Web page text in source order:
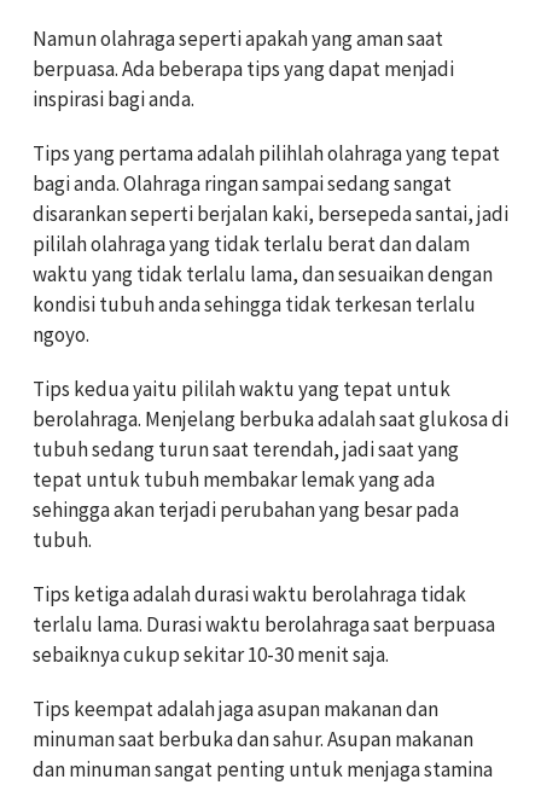
Namun olahraga seperti apakah yang aman saat
berpuasa. Ada beberapa tips yang dapat menjadi
inspirasi bagi anda.
Tips yang pertama adalah pilihlah olahraga yang tepat
bagi anda. Olahraga ringan sampai sedang sangat
disarankan seperti berjalan kaki, bersepeda santai, jadi
pililah olahraga yang tidak terlalu berat dan dalam
waktu yang tidak terlalu lama, dan sesuaikan dengan
kondisi tubuh anda sehingga tidak terkesan terlalu
ngoyo.
Tips kedua yaitu pililah waktu yang tepat untuk
berolahraga. Menjelang berbuka adalah saat glukosa di
tubuh sedang turun saat terendah, jadi saat yang
tepat untuk tubuh membakar lemak yang ada
sehingga akan terjadi perubahan yang besar pada
tubuh.
Tips ketiga adalah durasi waktu berolahraga tidak
terlalu lama. Durasi waktu berolahraga saat berpuasa
sebaiknya cukup sekitar 10-30 menit saja.
Tips keempat adalah jaga asupan makanan dan
minuman saat berbuka dan sahur. Asupan makanan
dan minuman sangat penting untuk menjaga stamina